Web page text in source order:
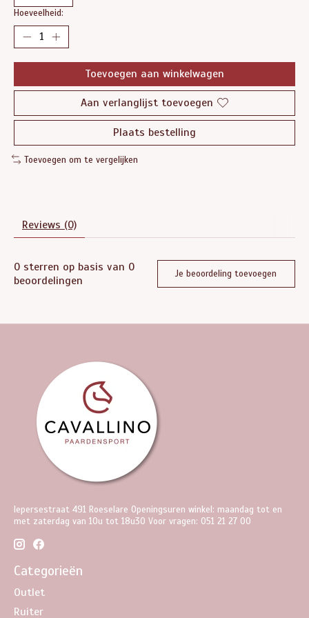
Hoeveelheid:
Toevoegen aan winkelwagen
Aan verlanglijst toevoegen
Plaats bestelling
Toevoegen om te vergelijken
Reviews (0)
0 sterren op basis van 0
beoordelingen
Je beoordeling toevoegen
Iepersestraat 491 Roeselare Openingsuren winkel: maandag tot en
met zaterdag van 10u tot 18u30 Voor vragen: 051 21 27 00
Categorieën
Outlet
Ruiter